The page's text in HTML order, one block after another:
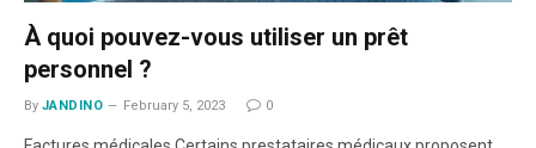
À quoi pouvez-vous utiliser un prêt
personnel ?
By JANDINO February 5, 2023 0